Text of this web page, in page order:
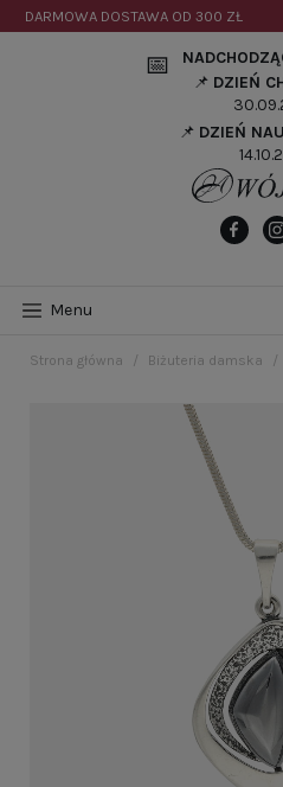
DARMOWA DOSTAWA OD 300 ZŁ
📅
📌 DZIEŃ
📌 DZIEŃ
Menu
Strona główna Biżuteria damska